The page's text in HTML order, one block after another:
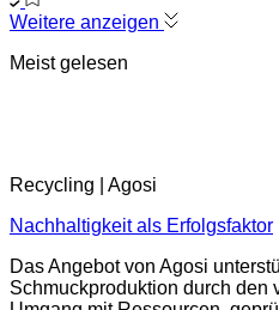
Weitere anzeigen
Meist gelesen
Recycling | Agosi
Nachhaltigkeit als Erfolgsfaktor
Das Angebot von Agosi
Schmuckproduktion durch den